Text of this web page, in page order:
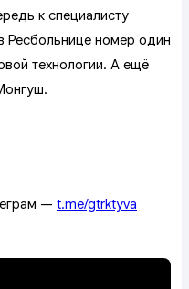
к специалисту
Ресбольнице номер один
технологии. А ещё
— t.me/gtrktyva